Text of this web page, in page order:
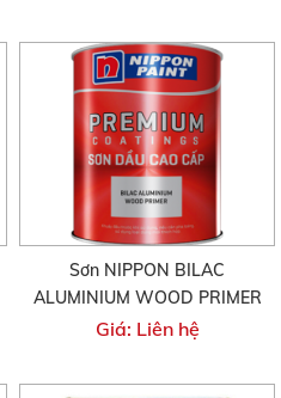
Sơn NIPPON BILAC
ALUMINIUM WOOD PRIMER
Giá: Liên hệ